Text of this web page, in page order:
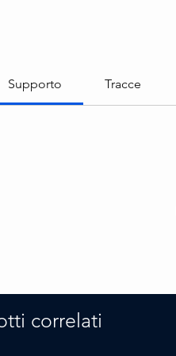
Supporto Tracce
correlati